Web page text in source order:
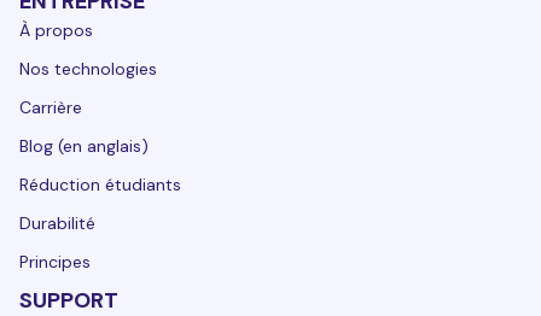
À propos
Nos technologies
Carrière
Blog (en anglais)
Réduction étudiants
Durabilité
Principes
SUPPORT